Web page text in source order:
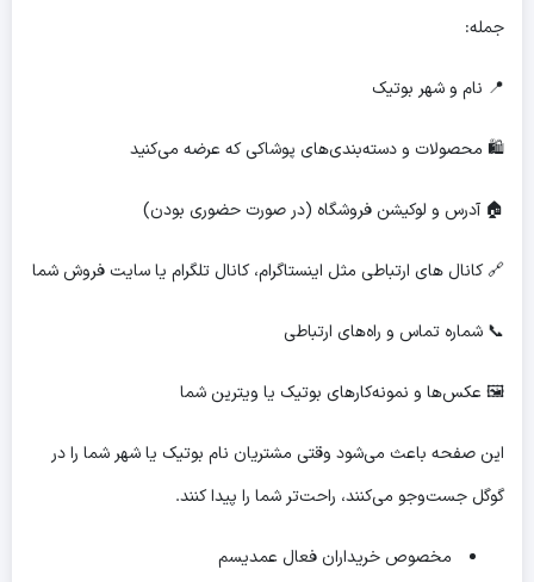
جمله:
📍 نام و شهر بوتیک
🛍 محصولات و دسته‌بندی‌های پوشاکی که عرضه می‌کنید
🏠 آدرس و لوکیشن فروشگاه (در صورت حضوری بودن)
🔗 کانال های ارتباطی مثل اینستاگرام، کانال تلگرام یا سایت فروش شما
📞 شماره تماس و راه‌های ارتباطی
🖼 عکس‌ها و نمونه‌کارهای بوتیک یا ویترین شما
این صفحه باعث می‌شود وقتی مشتریان نام بوتیک یا شهر شما را در
گوگل جست‌وجو می‌کنند، راحت‌تر شما را پیدا کنند.
مخصوص خریداران فعال عمدیسم